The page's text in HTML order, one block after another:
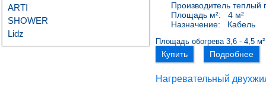
ARTI
SHOWER
Lidz
Производитель теплый
Площадь м²:
4 м²
Назначение:
Кабель
Площадь обогрева 3,6 - 4,5 м²
Купить Подробнее
Нагревательный